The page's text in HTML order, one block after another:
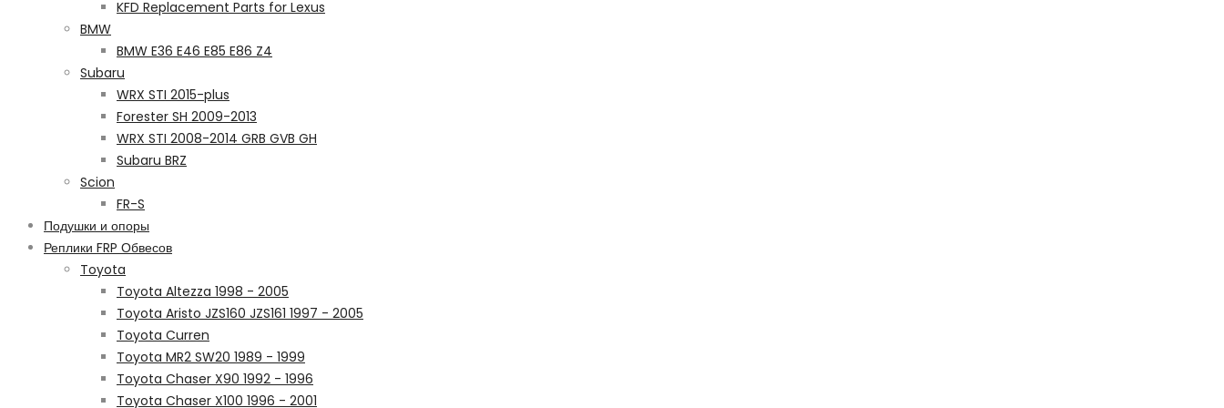
KFD Replacement Parts for Lexus
BMW
BMW E36 E46 E85 E86 Z4
Subaru
WRX STI 2015-plus
Forester SH 2009-2013
WRX STI 2008-2014 GRB GVB GH
Subaru BRZ
Scion
FR-S
Подушки и опоры
Реплики FRP Обвесов
Toyota
Toyota Altezza 1998 - 2005
Toyota Aristo JZS160 JZS161 1997 - 2005
Toyota Curren
Toyota MR2 SW20 1989 - 1999
Toyota Chaser X90 1992 - 1996
Toyota Chaser X100 1996 - 2001